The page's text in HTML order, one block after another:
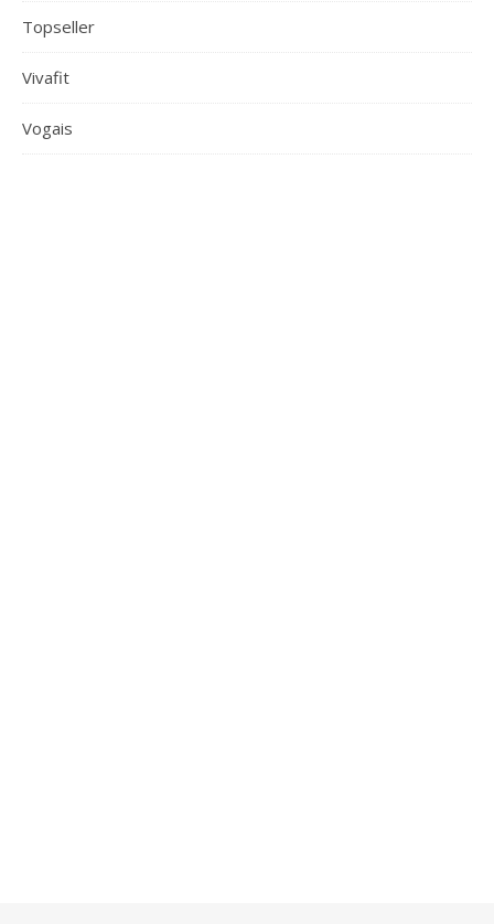
Topseller
Vivafit
Vogais